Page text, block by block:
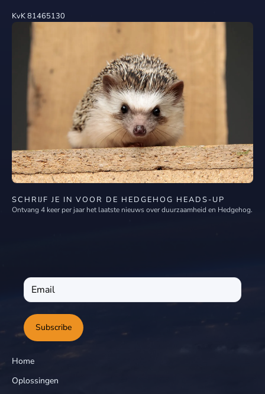
KvK 81465130
SCHRIJF JE IN VOOR DE HEDGEHOG HEADS-UP
Ontvang 4 keer per jaar het laatste nieuws over duurzaamheid en Hedgehog.
Subscribe
Home
Oplossingen